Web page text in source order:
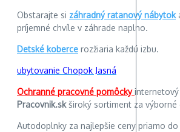
Obstarajte si záhradný ratanový nábytok
príjemné chvíle v záhrade naplno.
Detské koberce rozžiaria každú izbu.
ubytovanie Chopok Jasná
Ochranné pracovné pomôcky
Pracovnik.skširoký sortiment za výborné
Autodoplnky za najlepšie ceny priamo do